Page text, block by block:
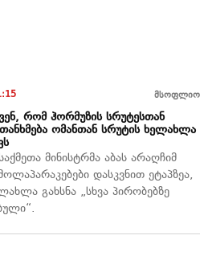
მსოფლიო
რომ ჰორმუზის სრუტესთან
ომანთან სრუტის ხელახლა
მინისტრმა აბას არაღჩიმ
დასკვნით ეტაპზეა,
გახსნა „სხვა პირობებზე